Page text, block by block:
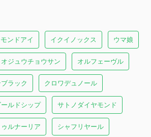
ンドアイ イクイノックス ウマ娘
オジュウチョウサン オルフェーヴル
ラック クロワデュノール
ールドシップ サトノダイヤモンド
ルナーリア シャフリヤール